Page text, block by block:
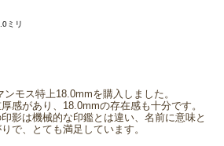
ミリ
モス特上18.0mmを購入しました。
感があり、18.0mmの存在感も十分です。
影は機械的な印鑑とは違い、名前に意味と
で、とても満足しています。